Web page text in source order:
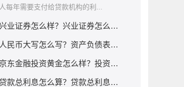
人每年需要支付给贷款机构的利...
兴业证券怎么样？兴业证券怎么样缴费？
人民币大写怎么写？资产负债表怎么做好看？
京东金融投资黄金怎么样？投资黄金怎么样买
贷款总利息怎么算？贷款总利息怎么算月息？